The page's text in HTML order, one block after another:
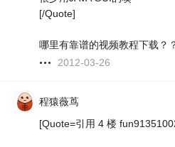
[/Quote]
哪里有靠谱的视频教程下载？
2012-03-26
程猿薇茑
[Quote=引用 4 楼